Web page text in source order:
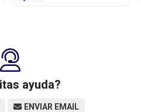
ayuda?
ENVIAR EMAIL